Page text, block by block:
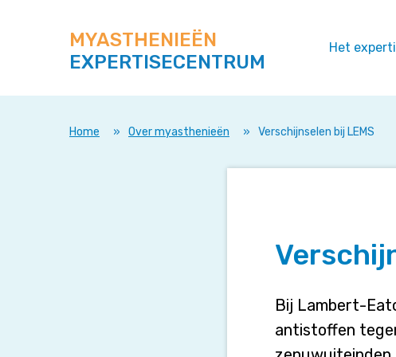
naar
content
deze
site
MYASTHENIEËN
EXPERTISECENTRUM
Het
Home » Over myasthenieën » Verschijnselen bij LEMS
Bij Lambert-
antistoffen